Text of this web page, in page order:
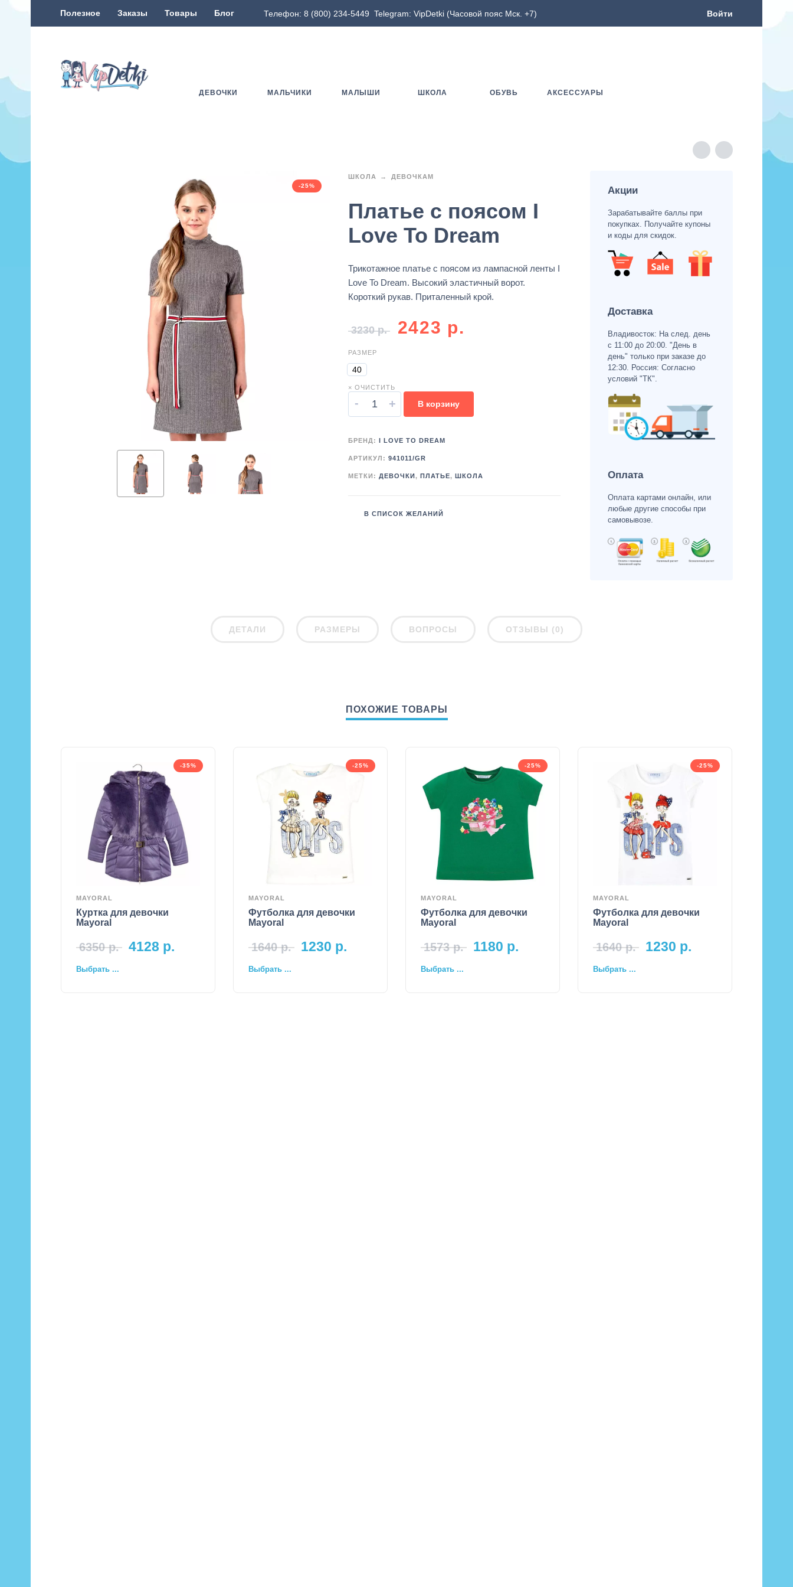
Полезное Заказы Товары Блог Телефон: 8 (800) 234-5449 Telegram: VipDetki (Часовой пояс Мск. +7) Войти
ДЕВОЧКИ МАЛЬЧИКИ МАЛЫШИ ШКОЛА ОБУВЬ АКСЕССУАРЫ
-25%
ШКОЛА ДЕВОЧКАМ
Платье с поясом I
Love To Dream
Трикотажное платье с поясом из лампасной ленты I
Love To Dream. Высокий эластичный ворот.
Короткий рукав. Приталенный крой.
3230р. 2423 р.
РАЗМЕР
40
× ОЧИСТИТЬ
- + В корзину
БРЕНД: I LOVE TO DREAM
АРТИКУЛ: 941011/GR
МЕТКИ: ДЕВОЧКИ , ПЛАТЬЕ, ШКОЛА
В СПИСОК ЖЕЛАНИЙ
Акции
Зарабатывайте баллы при
покупках. Получайте купоны
и коды для скидок.
Доставка
Владивосток: На след. день
с 11:00 до 20:00. "День в
день" только при заказе до
12:30. Россия: Согласно
условий "ТК".
Оплата
Оплата картами онлайн, или
любые другие способы при
самовывозе.
ДЕТАЛИ РАЗМЕРЫ ВОПРОСЫ ОТЗЫВЫ (0)
ПОХОЖИЕ ТОВАРЫ
-35%
MAYORAL
Куртка для девочки
Mayoral
6350р. 4128 р.
Выбрать ...
-25%
MAYORAL
Футболка для девочки
Mayoral
1640р. 1230 р.
Выбрать ...
-25%
MAYORAL
Футболка для девочки
Mayoral
1573р. 1180 р.
Выбрать ...
-25%
MAYORAL
Футболка для девочки
Mayoral
1640р. 1230 р.
Выбрать ...